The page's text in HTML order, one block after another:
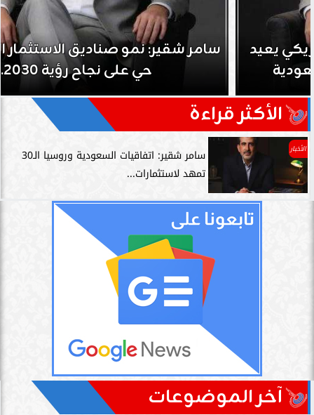
سامر شقير: نمو صناديق الاستثمار الخاصة دليل
حي على نجاح رؤية 2030...
الأكثر قراءة
الأخبار
سامر شقير: اتفاقيات السعودية وروسيا الـ30
تمهد لاستثمارات...
آخر الموضوعات